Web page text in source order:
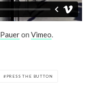
Paueron Vimeo.
PRESS THE BUTTON